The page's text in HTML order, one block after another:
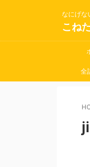
なにげな
こね
全